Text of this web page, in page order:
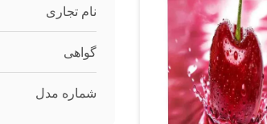
نام تجاری
گواهی
شماره مدل